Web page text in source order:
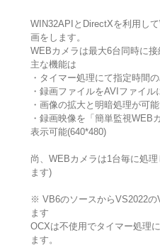
WIN32APIとDirectXを利用し
画をします。
WEBカメラは最大6台同時に接
主な機能は
・タイマー処理にて指定時間
・録画ファイルをAVIファイル
・画像の拡大と明暗処理が可能
・録画映像を「簡単監視WEB
表示可能(640*480)
尚、WEBカメラは1台毎に処
ます)
※ VB6のソースからVS2022
ます
OCXは不使用でタイマー処理
ます。